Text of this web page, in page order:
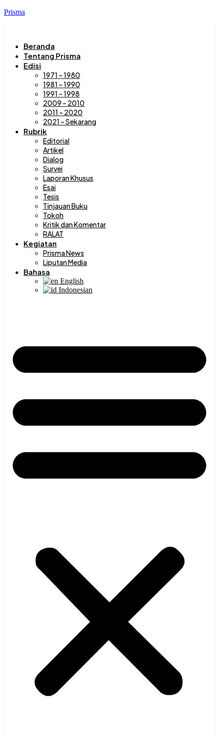
Prisma
Beranda
Tentang Prisma
Edisi
1971 – 1980
1981 – 1990
1991 – 1998
2009 – 2010
2011 – 2020
2021 – Sekarang
Rubrik
Editorial
Artikel
Dialog
Survei
Laporan Khusus
Esai
Tesis
Tinjauan Buku
Tokoh
Kritik dan Komentar
RALAT
Kegiatan
Prisma News
Liputan Media
Bahasa
English
Indonesian